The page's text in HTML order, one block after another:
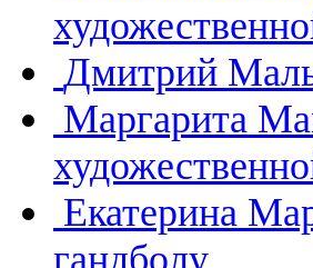
Дмитрий
Маргарита
Екатерина